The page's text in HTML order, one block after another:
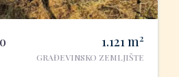
1.121m2
GRAĐEVINSKO ZEMLJIŠTE